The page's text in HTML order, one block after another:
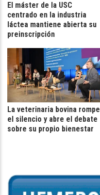
El máster de la USC
centrado en la industria
láctea mantiene abierta su
preinscripción
La veterinaria bovina rompe
el silencio y abre el debate
sobre su propio bienestar